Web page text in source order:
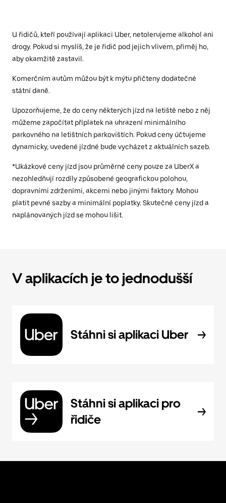
U řidičů, kteří používají aplikaci Uber, netolerujeme alkohol ani
drogy. Pokud si myslíš, že je řidič pod jejich vlivem, přiměj ho,
aby okamžitě zastavil.
Komerčním autům můžou být k mýtu přičteny dodatečné
státní daně.
Upozorňujeme, že do ceny některých jízd na letiště nebo z něj
můžeme započítat příplatek na uhrazení minimálního
parkovného na letištních parkovištích. Pokud ceny účtujeme
dynamicky, uvedené jízdné bude vycházet z aktuálních sazeb.
*Ukázkové ceny jízd jsou průměrné ceny pouze za UberX a
nezohledňují rozdíly způsobené geografickou polohou,
dopravními zdrženími, akcemi nebo jinými faktory. Mohou
platit pevné sazby a minimální poplatky. Skutečné ceny jízd a
naplánovaných jízd se mohou lišit.
V aplikacích je to jednodušší
Stáhni si aplikaci Uber
Stáhni si aplikaci pro
řidiče